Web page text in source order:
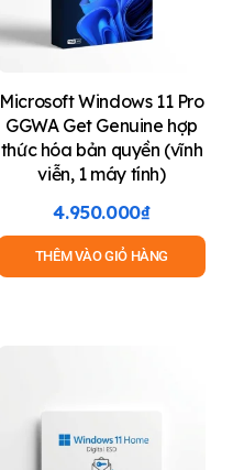
Microsoft Windows 11 Pro
GGWA Get Genuine hợp
thức hóa bản quyền (vĩnh
viễn, 1 máy tính)
4.950.000₫
THÊM VÀO GIỎ HÀNG